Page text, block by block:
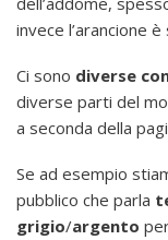
invece l’arancione
Ci sono diverse
diverse parti del
a seconda della
Se ad esempio
pubblico che parla
grigio/argento